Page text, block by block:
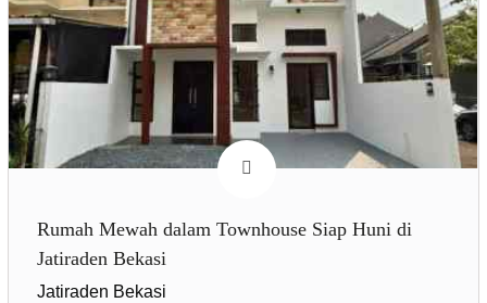
Rumah Mewah dalam Townhouse Siap Huni di
Jatiraden Bekasi
Jatiraden Bekasi